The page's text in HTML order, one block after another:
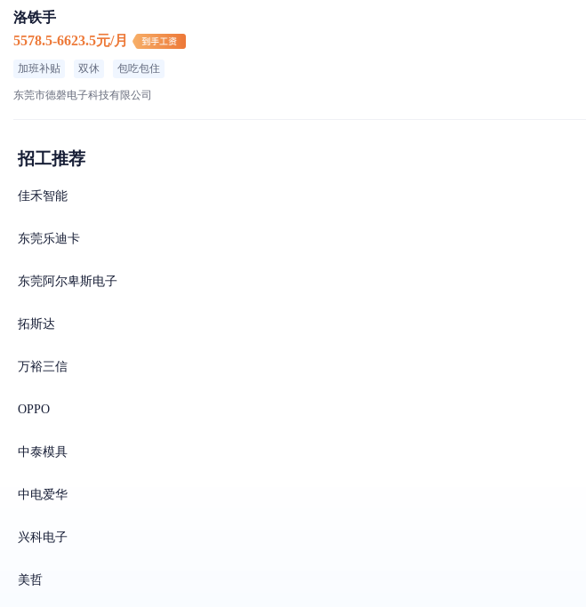
洛铁手
5578.5-6623.5元/月
加班补贴 双休 包吃包住
东莞市德磬电子科技有限公司
招工推荐
佳禾智能
东莞乐迪卡
东莞阿尔卑斯电子
拓斯达
万裕三信
OPPO
中泰模具
中电爱华
兴科电子
美哲